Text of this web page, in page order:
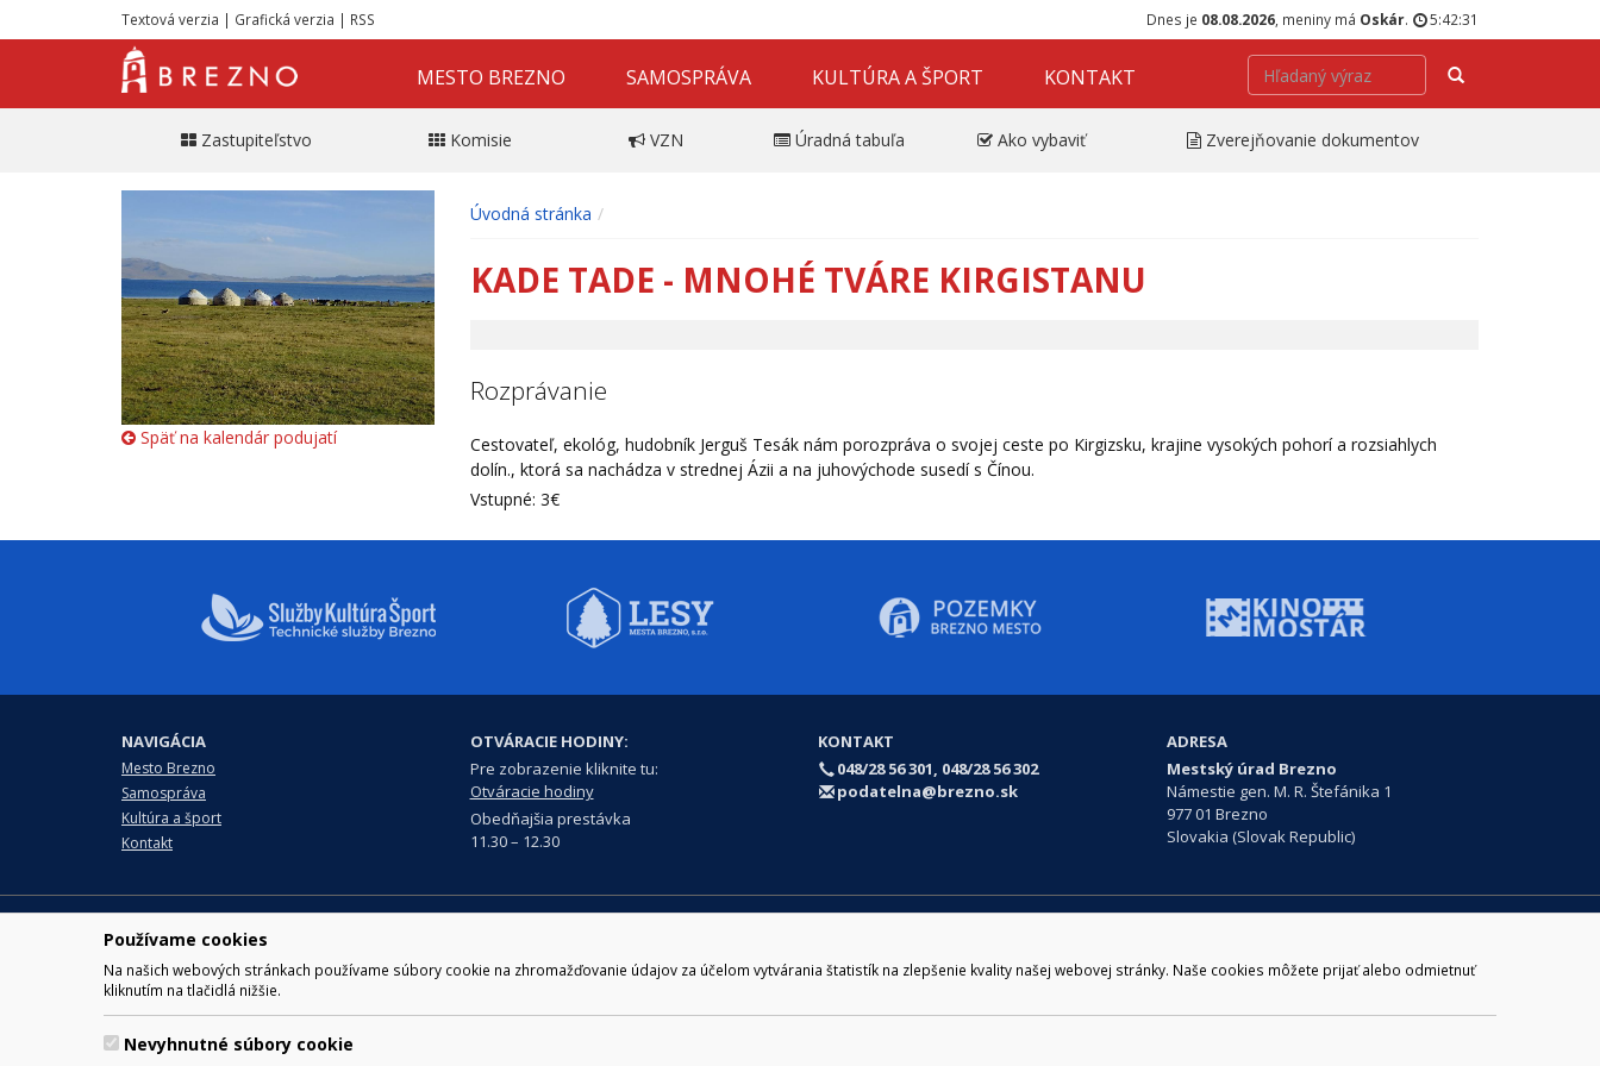
Používame cookies
Na našich webových stránkach používame súbory cookie na zhromažďovanie údajov za účelom vytvárania štatistík na zlepšenie kvality našej webovej stránky. Naše cookies môžete prijať alebo odmietnuť
kliknutím na tlačidlá nižšie.
Nevyhnutné súbory cookie
Textová verzia | Grafická verzia | RSS Dnes je 08.08.2026 , meniny má Oskár. 5:42:31
MESTO BREZNO SAMOSPRÁVA KULTÚRA A ŠPORT KONTAKT Hľadať
Zastupiteľstvo Komisie VZN Úradná tabuľa Ako vybaviť Zverejňovanie dokumentov
Späť na kalendár podujatí
Úvodná stránka
KADE TADE - MNOHÉ TVÁRE KIRGISTANU
Rozprávanie
Cestovateľ, ekológ, hudobník Jerguš Tesák nám porozpráva o svojej ceste po Kirgizsku, krajine vysokých pohorí a rozsiahlych
dolín., ktorá sa nachádza v strednej Ázii a na juhovýchode susedí s Čínou.
Vstupné: 3€
NAVIGÁCIA
Mesto Brezno
Samospráva
Kultúra a šport
Kontakt
OTVÁRACIE HODINY:
Pre zobrazenie kliknite tu:
Otváracie hodiny
Obedňajšia prestávka
11.30 – 12.30
KONTAKT
048/28 56 301, 048/28 56 302
podatelna@brezno.sk
ADRESA
Mestský úrad Brezno
Námestie gen. M. R. Štefánika 1
977 01 Brezno
Slovakia (Slovak Republic)
Za obsah zodpovedá Mesto Brezno. Technický prevádzkovateľ: Arrabella, s.r.o. , Pod Donátom 12/136 Žiar nad Hronom 965 01 podpora@internetova-stranka.sk
Prehlásenie o prístupnosti
Ochrana osobných údajov